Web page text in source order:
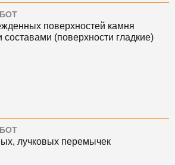
поверхностей камня
(поверхности гладкие)
лучковых перемычек